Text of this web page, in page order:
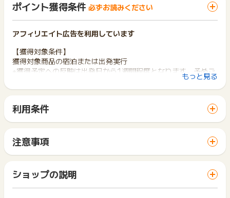
ポイント獲得条件 必ずお読みください
アフィリエイト広告を利用しています
【獲得対象条件】
獲得対象商品の宿泊または出発実行
※獲得予定への反映は出発日から1週間程度となります。予めご
・国内宿泊
・国内ツアー、国内ダイナミックパッケージ
※実際の獲得までは、最長で6ヶ月程度かかる場合もあります、
ご了承下さいませ。
【獲得対象外条件】
・オンライン以外での予約
もっと見る
利用条件
サイトに移動してからお申し込みやお買い物が完了するまでの
間に、同じブラウザ（※）で他のサイトに移動した場合はポイン
ト獲得ができません。
「 サイトへ行ってポイントGET 」ボタンを押した時とサービ
ス・お買い物利用時で、デバイス・ブラウザが異なる場合はポ
イント獲得ができません。
注意事項
一部のサービスにつきましては、1商品につき10円単位の金額
は切り捨てとなります。
ポイント獲得が1ポイント未満のものは切り捨てとなり、ポイ
ショップの説明